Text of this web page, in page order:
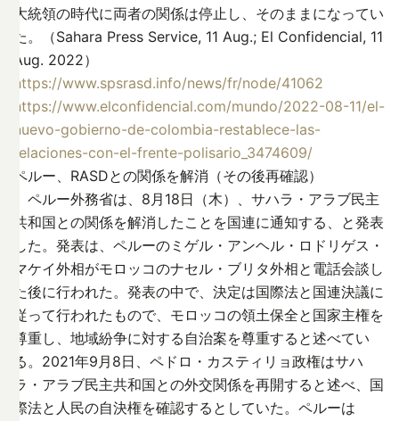
大統領の時代に両者の関係は停止し、そのままになってい
た。（Sahara Press Service, 11 Aug.; El Confidencial, 11
Aug. 2022）
https://www.spsrasd.info/news/fr/node/41062
https://www.elconfidencial.com/mundo/2022-08-11/el-
nuevo-gobierno-de-colombia-restablece-las-
relaciones-con-el-frente-polisario_3474609/
ペルー、RASDとの関係を解消（その後再確認）
ペルー外務省は、8月18日（木）、サハラ・アラブ民主
共和国との関係を解消したことを国連に通知する、と発表
した。発表は、ペルーのミゲル・アンヘル・ロドリゲス・
マケイ外相がモロッコのナセル・ブリタ外相と電話会談し
た後に行われた。発表の中で、決定は国際法と国連決議に
従って行われたもので、モロッコの領土保全と国家主権を
尊重し、地域紛争に対する自治案を尊重すると述べてい
る。2021年9月8日、ペドロ・カスティリョ政権はサハ
ラ・アラブ民主共和国との外交関係を再開すると述べ、国
際法と人民の自決権を確認するとしていた。ペルーは